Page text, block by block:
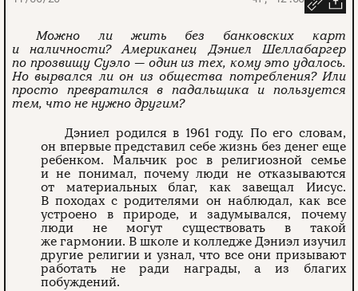
Можно ли жить без банковских карт
и наличности? Американец Дэниел Шеллабаргер
по прозвищу Суэло — один из тех, кому это удалось.
Но вырвался ли он из общества потребления? Или
просто превратился в падальщика и пользуется
тем, что не нужно другим?
Дэниел родился в 1961 году. По его словам,
он впервые представил себе жизнь без денег еще
ребенком. Мальчик рос в религиозной семье
и не понимал, почему люди не отказываются
от материальных благ, как завещал Иисус.
В походах с родителями он наблюдал, как все
устроено в природе, и задумывался, почему
люди не могут существовать в такой
же гармонии. В школе и колледже Дэниэл изучил
другие религии и узнал, что все они призывают
работать не ради награды, а из благих
побуждений.